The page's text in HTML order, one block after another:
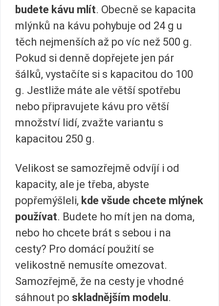
budete kávu mlít. Obecně se kapacita
mlýnků na kávu pohybuje od 24 g u
těch nejmenších až po víc než 500 g.
Pokud si denně dopřejete jen pár
šálků, vystačíte si s kapacitou do 100
g. Jestliže máte ale větší spotřebu
nebo připravujete kávu pro větší
množství lidí, zvažte variantu s
kapacitou 250 g.
Velikost se samozřejmě odvíjí i od
kapacity, ale je třeba, abyste
popřemýšleli, kde všude chcete mlýnek
používat. Budete ho mít jen na doma,
nebo ho chcete brát s sebou i na
cesty? Pro domácí použití se
velikostně nemusíte omezovat.
Samozřejmě, že na cesty je vhodné
sáhnout po skladnějším modelu.